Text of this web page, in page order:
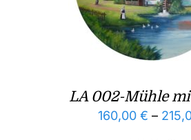
LA 002-Mühle
160,00 € –